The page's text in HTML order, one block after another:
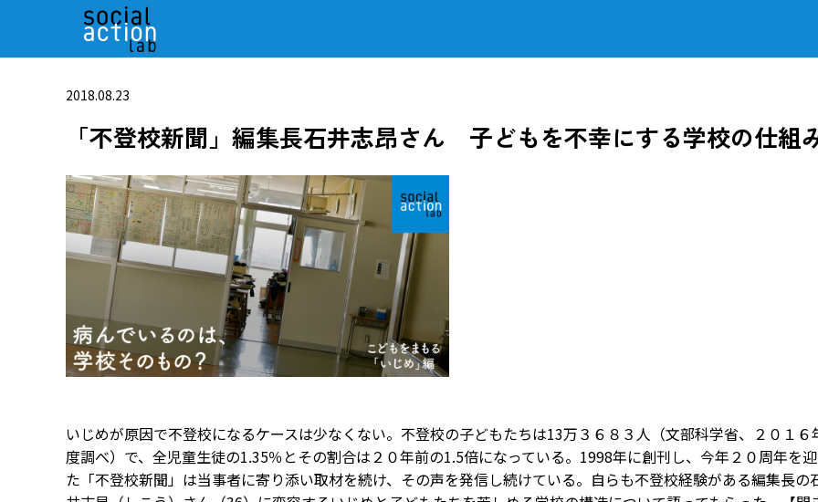
2018.08.23
「不登校新聞」編集長石井志昂さん 子どもを不幸にする学校の仕組
いじめが原因で不登校になるケースは少なくない。不登校の子どもたちは13万３６８３人（文部科学省、２０１６
度調べ）で、全児童生徒の1.35％とその割合は２０年前の1.5倍になっている。1998年に創刊し、今年２０周年を
た「不登校新聞」は当事者に寄り添い取材を続け、その声を発信し続けている。自らも不登校経験がある編集長の